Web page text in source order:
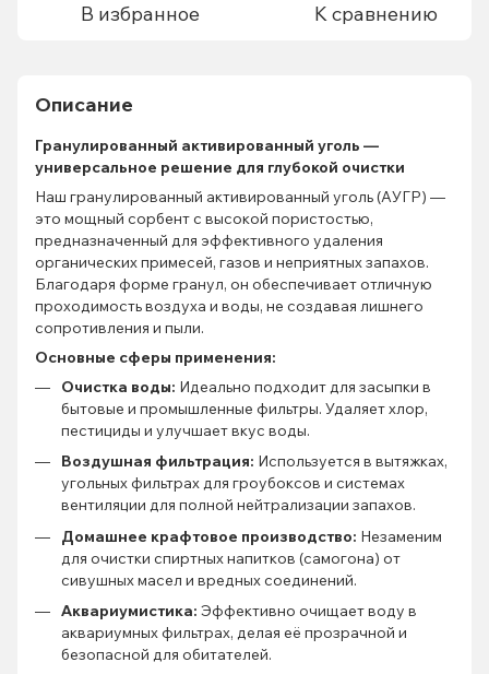
В избранное К сравнению
Описание
Гранулированный активированный уголь —
универсальное решение для глубокой очистки
Наш гранулированный активированный уголь (АУГР) —
это мощный сорбент с высокой пористостью,
предназначенный для эффективного удаления
органических примесей, газов и неприятных запахов.
Благодаря форме гранул, он обеспечивает отличную
проходимость воздуха и воды, не создавая лишнего
сопротивления и пыли.
Основные сферы применения:
Очистка воды: Идеально подходит для засыпки в
бытовые и промышленные фильтры. Удаляет хлор,
пестициды и улучшает вкус воды.
Воздушная фильтрация: Используется в вытяжках,
угольных фильтрах для гроубоксов и системах
вентиляции для полной нейтрализации запахов.
Домашнее крафтовое производство: Незаменим
для очистки спиртных напитков (самогона) от
сивушных масел и вредных соединений.
Аквариумистика: Эффективно очищает воду в
аквариумных фильтрах, делая её прозрачной и
безопасной для обитателей.